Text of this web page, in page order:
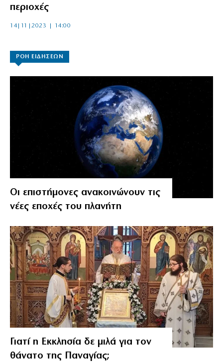
περιοχές
14|11|2023 | 14:00
ΡΟΗ ΕΙΔΗΣΕΩΝ
Οι επιστήμονες ανακοινώνουν τις
νέες εποχές του πλανήτη
Γιατί η Εκκλησία δε μιλά για τον
θάνατο της Παναγίας;